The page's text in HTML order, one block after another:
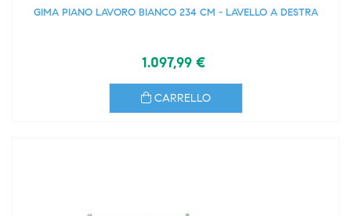
GIMA PIANO LAVORO BIANCO 234 CM - LAVELLO A DESTRA
1.097,99 €
CARRELLO